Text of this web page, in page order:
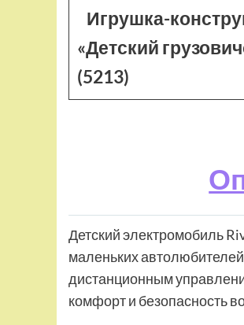
Игрушка-
«Детский
(5213)
Детский электромобиль
маленьких
дистанционным
комфорт и безопасность